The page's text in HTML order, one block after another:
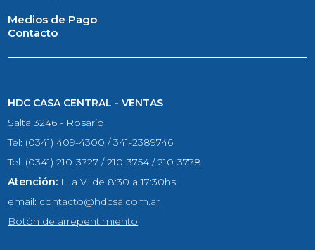
Medios de Pago
Contacto
HDC CASA CENTRAL - VENTAS
Salta 3246 - Rosario
Tel: (0341) 409-4300 / 341-2389746
Tel: (0341) 210-3727 / 210-3754 / 210-3778
Atención: L. a V. de 8:30 a 17:30hs
email: contacto@hdcsa.com.ar
Botón de arrepentimiento